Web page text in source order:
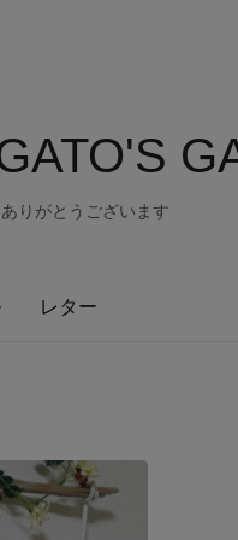
りがとうございます
レター